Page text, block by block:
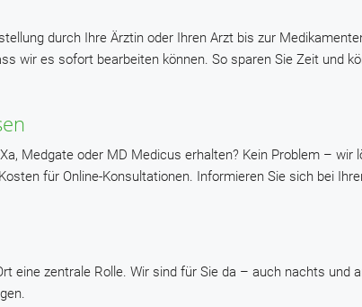
durch Ihre Ärztin oder Ihren Arzt bis zur
wir es sofort bearbeiten können. So sparen Sie Zeit und
Medgate oder MD Medicus erhalten? Kein Problem – wir
für Online-Konsultationen. Informieren Sie sich bei
eine zentrale Rolle. Wir sind für Sie da – auch nachts und